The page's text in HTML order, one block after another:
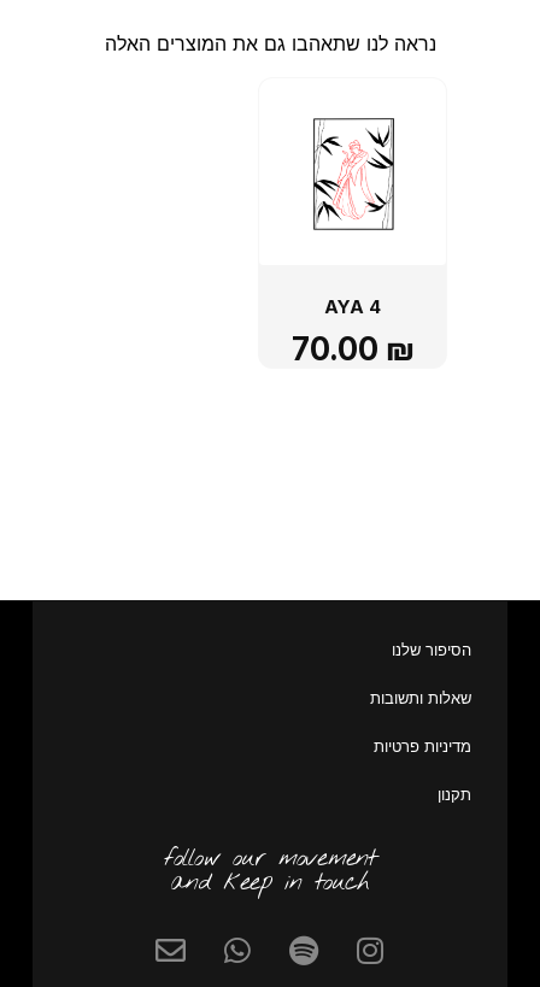
נראה לנו שתאהבו גם את המוצרים האלה
AYA 4
70.00 ₪
הסיפור שלנו
שאלות ותשובות
מדיניות פרטיות
תקנון
follow our movement
and keep in touch